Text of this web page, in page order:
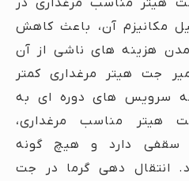
هیتر مناسب مرغداری در
دلیل مکانیزم آن، باعث کاهش
هزینه های ناشی از آن
جت هیتر مرغداری کمتر
سرویس های دوره ای به
هیتر مناسب مرغداری،
سقفی دارد و هیچ گونه
انتقال دهی گرما در جت